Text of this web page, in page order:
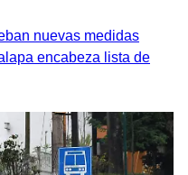
nuevas medidas
encabeza lista de